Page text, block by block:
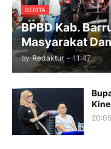
BERITA
BPBD Kab.
Masyarakat
by Redaktur - 11:47
20:05